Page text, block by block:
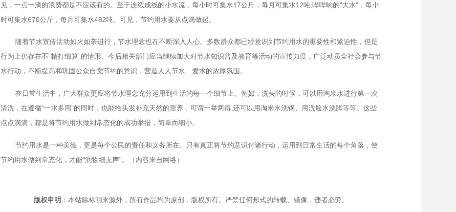
见，一点一滴的浪费都是不应该有的。至于连续成线的小水流，每小时可集水17公斤，每月可集水12吨;哗哗响的"大水"，每小
时可集水670公斤，每月可集水482吨。可见，节约用水要从点滴做起。
随着节水宣传活动如火如荼进行，节水理念也在不断深入人心。多数群众都已经意识到节约用水的重要性和紧迫性，但是
行为上仍存在不“精打细算”的情形。今后相关部门应当继续加大对节水知识普及教育等活动的宣传力度，广泛动员全社会参与节
水行动，不断提高和巩固公众自觉节约的意识，营造人人节水、爱水的浓厚氛围。
在日常生活中，广大群众更应将节水理念充分运用到生活的每一个细节上。例如，洗头的时候，可以用淘米水进行第一次
清洗，在遵循“一水多用”的同时，也能给头发补充天然的营养，可谓一举两得;还可以用淘米水洗锅、用洗脸水洗脚等等。这些
点点滴滴，都是将节约用水做到常态化的成功举措，简单而细小。
节约用水是一种美德，更是每个公民的责任和义务所在。只有真正将节约意识付诸行动，运用到日常生活的每个角落，使
节约用水做到常态化，才能“润物细无声”。（内容来自网络）
版权申明 ：本站除标明来源外，所有作品均为原创，版权所有。严禁任何形式的转载、镜像，违者必究。